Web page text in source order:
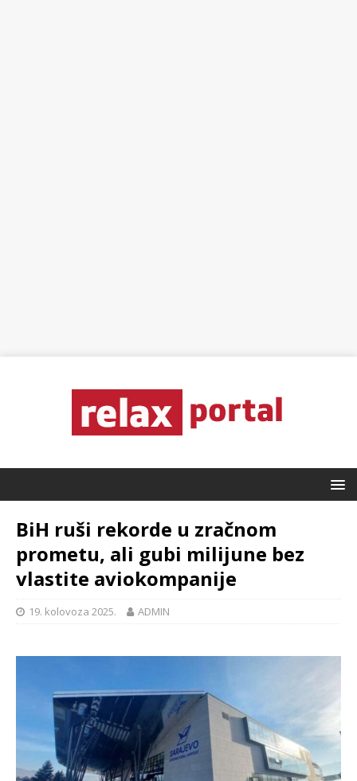
BiH ruši rekorde u zračnom
prometu, ali gubi milijune bez
vlastite aviokompanije
19. kolovoza 2025. ADMIN